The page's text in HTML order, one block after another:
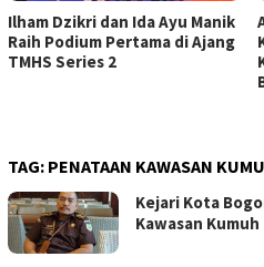
Ilham Dzikri dan Ida Ayu Manik
Raih Podium Pertama di Ajang
TMHS Series 2
TAG: PENATAAN KAWASAN
Kejari Kota
Kawasan Kumuh